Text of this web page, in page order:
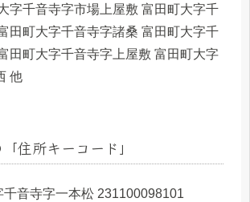
字千音寺字市場上屋敷 富田町大字千
田町大字千音寺字諸桑 富田町大字千
田町大字千音寺字上屋敷 富田町大字
他
住所キーコード」
千音寺字一本松 231100098101